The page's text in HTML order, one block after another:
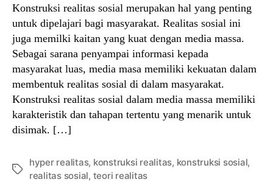
Konstruksi realitas sosial merupakan hal yang penting
untuk dipelajari bagi masyarakat. Realitas sosial ini
juga memilki kaitan yang kuat dengan media massa.
Sebagai sarana penyampai informasi kepada
masyarakat luas, media masa memiliki kekuatan dalam
membentuk realitas sosial di dalam masyarakat.
Konstruksi realitas sosial dalam media massa memiliki
karakteristik dan tahapan tertentu yang menarik untuk
disimak. […]
Tags
hyper realitas, konstruksi realitas, konstruksi sosial,
realitas sosial, teori realitas